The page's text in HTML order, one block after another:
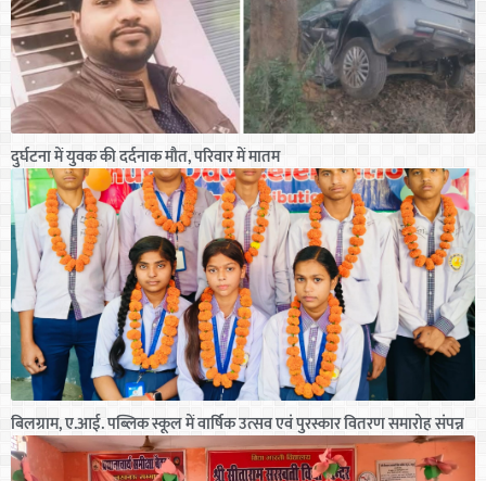
दुर्घटना में युवक की दर्दनाक मौत, परिवार में मातम
बिलग्राम, ए.आई. पब्लिक स्कूल में वार्षिक उत्सव एवं पुरस्कार वितरण समारोह संपन्न